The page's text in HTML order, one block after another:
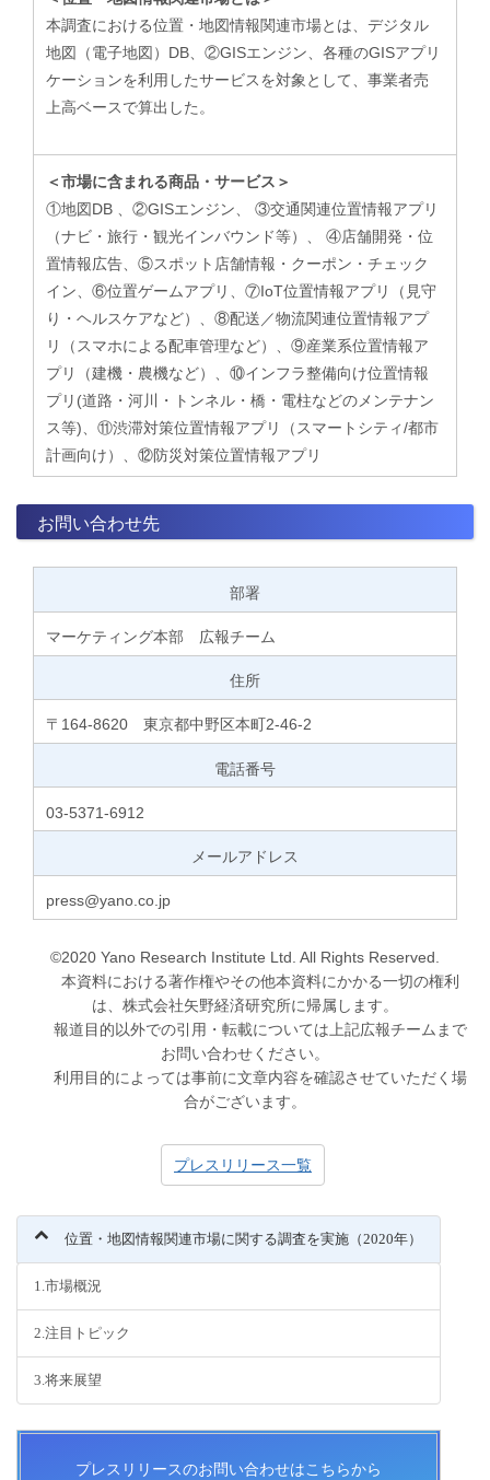
本調査における位置・地図情報関連市場とは、デジタル
地図（電子地図）DB、②GISエンジン、各種のGISアプリ
ケーションを利用したサービスを対象として、事業者売
上高ベースで算出した。
＜市場に含まれる商品・サービス＞
①地図DB 、②GISエンジン、 ③交通関連位置情報アプリ
（ナビ・旅行・観光インバウンド等）、 ④店舗開発・位
置情報広告、⑤スポット店舗情報・クーポン・チェック
イン、⑥位置ゲームアプリ、⑦IoT位置情報アプリ（見守
り・ヘルスケアなど）、⑧配送／物流関連位置情報アプ
リ（スマホによる配車管理など）、⑨産業系位置情報ア
プリ（建機・農機など）、⑩インフラ整備向け位置情報
プリ(道路・河川・トンネル・橋・電柱などのメンテナン
ス等)、⑪渋滞対策位置情報アプリ（スマートシティ/都市
計画向け）、⑫防災対策位置情報アプリ
お問い合わせ先
部署
マーケティング本部 広報チーム
住所
〒164-8620 東京都中野区本町2-46-2
電話番号
03-5371-6912
メールアドレス
press@yano.co.jp
©2020 Yano Research Institute Ltd. All Rights Reserved.
本資料における著作権やその他本資料にかかる一切の権利
は、株式会社矢野経済研究所に帰属します。
報道目的以外での引用・転載については上記広報チームまで
お問い合わせください。
利用目的によっては事前に文章内容を確認させていただく場
合がございます。
プレスリリース一覧
位置・地図情報関連市場に関する調査を実施（2020年）
1.市場概況
2.注目トピック
3.将来展望
プレスリリースのお問い合わせはこちらから